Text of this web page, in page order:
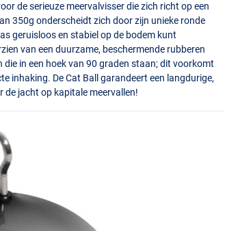
de serieuze meervalvisser die zich richt op een
350g onderscheidt zich door zijn unieke ronde
geruisloos en stabiel op de bodem kunt
van een duurzame, beschermende rubberen
in een hoek van 90 graden staan; dit voorkomt
inhaking. De Cat Ball garandeert een langdurige,
de jacht op kapitale meervallen!